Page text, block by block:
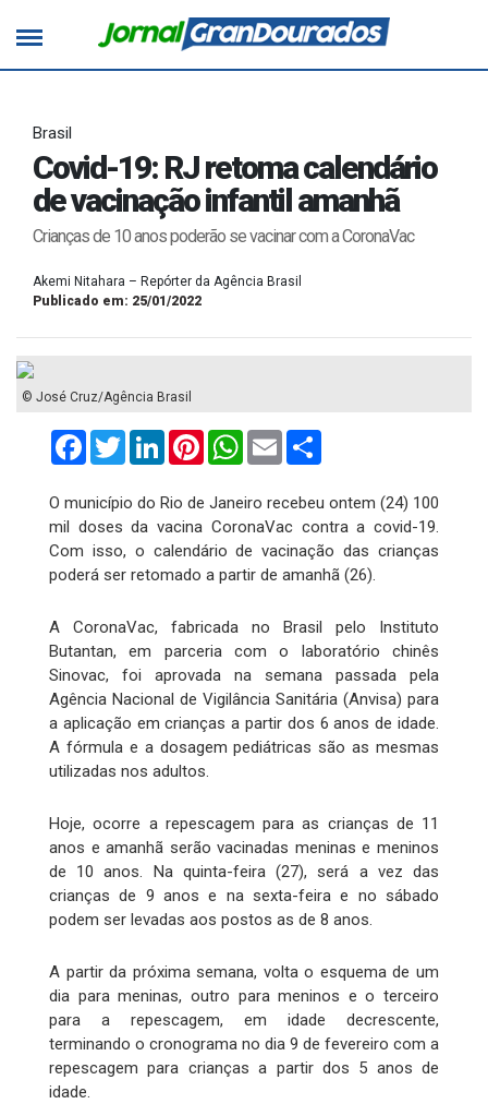
Brasil
Covid-19: RJ retoma calendário
de vacinação infantil amanhã
Crianças de 10 anos poderão se vacinar com a CoronaVac
Akemi Nitahara – Repórter da Agência Brasil
Publicado em: 25/01/2022
© José Cruz/Agência Brasil
FacebookTwitterLinkedInPinterestWhatsApp
Email
O município do Rio de Janeiro recebeu ontem (24) 100
mil doses da vacina CoronaVac contra a covid-19.
Com isso, o calendário de vacinação das crianças
poderá ser retomado a partir de amanhã (26).
A CoronaVac, fabricada no Brasil pelo Instituto
Butantan, em parceria com o laboratório chinês
Sinovac, foi aprovada na semana passada pela
Agência Nacional de Vigilância Sanitária (Anvisa) para
a aplicação em crianças a partir dos 6 anos de idade.
A fórmula e a dosagem pediátricas são as mesmas
utilizadas nos adultos.
Hoje, ocorre a repescagem para as crianças de 11
anos e amanhã serão vacinadas meninas e meninos
de 10 anos. Na quinta-feira (27), será a vez das
crianças de 9 anos e na sexta-feira e no sábado
podem ser levadas aos postos as de 8 anos.
A partir da próxima semana, volta o esquema de um
dia para meninas, outro para meninos e o terceiro
para a repescagem, em idade decrescente,
terminando o cronograma no dia 9 de fevereiro com a
repescagem para crianças a partir dos 5 anos de
idade.